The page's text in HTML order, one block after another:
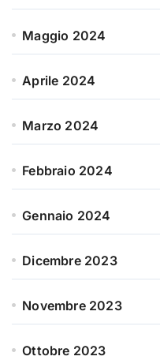
Maggio 2024
Aprile 2024
Marzo 2024
Febbraio 2024
Gennaio 2024
Dicembre 2023
Novembre 2023
Ottobre 2023